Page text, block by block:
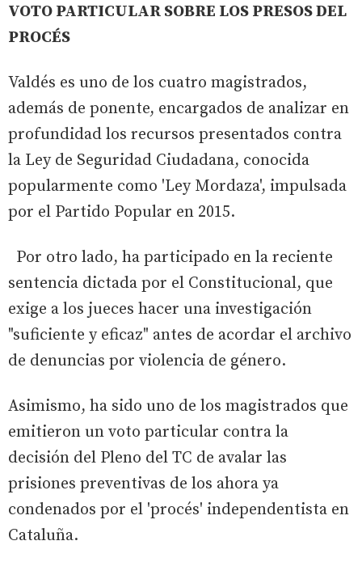
VOTO PARTICULAR SOBRE LOS PRESOS DEL
PROCÉS
Valdés es uno de los cuatro magistrados,
además de ponente, encargados de analizar en
profundidad los recursos presentados contra
la Ley de Seguridad Ciudadana, conocida
popularmente como 'Ley Mordaza', impulsada
por el Partido Popular en 2015.
Por otro lado, ha participado en la reciente
sentencia dictada por el Constitucional, que
exige a los jueces hacer una investigación
"suficiente y eficaz" antes de acordar el archivo
de denuncias por violencia de género.
Asimismo, ha sido uno de los magistrados que
emitieron un voto particular contra la
decisión del Pleno del TC de avalar las
prisiones preventivas de los ahora ya
condenados por el 'procés' independentista en
Cataluña.